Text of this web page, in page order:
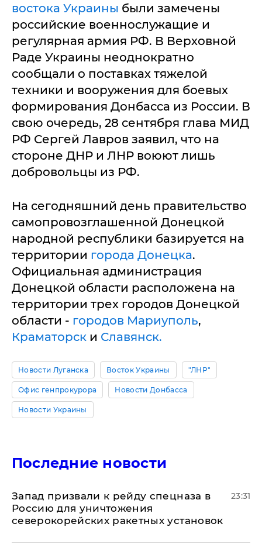
востока Украины были замечены
российские военнослужащие и
регулярная армия РФ. В Верховной
Раде Украины неоднократно
сообщали о поставках тяжелой
техники и вооружения для боевых
формирования Донбасса из России. В
свою очередь, 28 сентября глава МИД
РФ Сергей Лавров заявил, что на
стороне ДНР и ЛНР воюют лишь
добровольцы из РФ.
На сегодняшний день правительство
самопровозглашенной Донецкой
народной республики базируется на
территории города Донецка.
Официальная администрация
Донецкой области расположена на
территории трех городов Донецкой
области - городов Мариуполь,
Краматорск и Славянск.
Новости Луганска Восток Украины "ЛНР"
Офис генпрокурора Новости Донбасса
Новости Украины
Последние новости
Запад призвали к рейду спецназа в
Россию для уничтожения
северокорейских ракетных установок
23:31